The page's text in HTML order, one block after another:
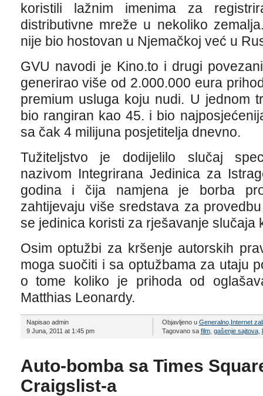
koristili lažnim imenima za
distributivne mreže u nekoliko
nije bio hostovan u Njemačkoj već u
GVU navodi je Kino.to i drugi
generirao više od 2.000.000 eura
premium usluga koju nudi. U jednom
bio rangiran kao 45. i bio
sa čak 4 milijuna posjetitelja dnevno.
Tužiteljstvo je dodijelilo slučaj
nazivom Integrirana Jedinica za
godina i čija namjena je borba
zahtijevaju više sredstava za
se jedinica koristi za rješavanje slučaja
Osim optužbi za kršenje autorskih
moga suočiti i sa optužbama za utaju
o tome koliko je prihoda od
Matthias Leonardy.
Napisao admin
9 Juna, 2011 at 1:45 pm
Objavljeno u Generalno, Internet
Tagovano sa film, gašenje sajtova,
Auto-bomba sa Times
Craigslist-a